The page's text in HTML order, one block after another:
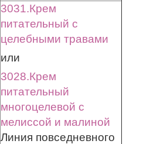
3031.Крем
питательный с
целебными травами
или
3028.Крем
питательный
многоцелевой с
мелиссой и малиной
Линия повседневного